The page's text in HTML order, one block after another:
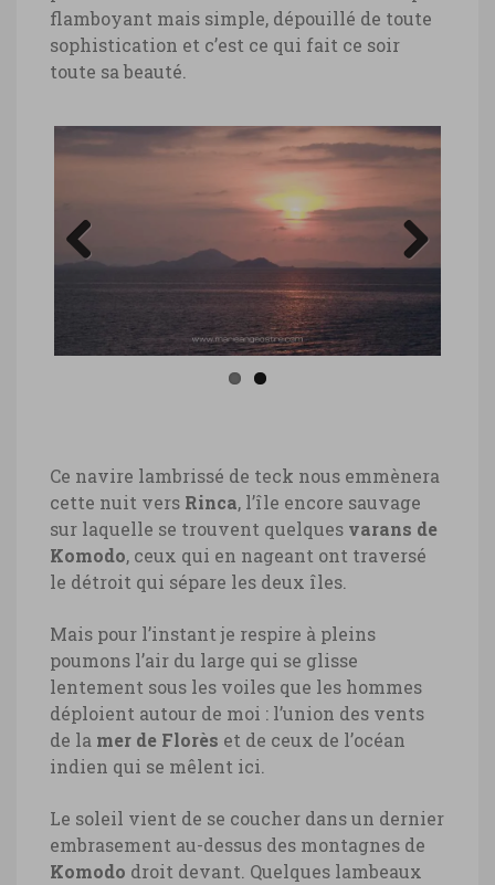
flamboyant mais simple, dépouillé de toute
sophistication et c’est ce qui fait ce soir
toute sa beauté.
Ce navire lambrissé de teck nous emmènera
cette nuit vers Rinca, l’île encore sauvage
sur laquelle se trouvent quelques varans de
Komodo, ceux qui en nageant ont traversé
le détroit qui sépare les deux îles.
Mais pour l’instant je respire à pleins
poumons l’air du large qui se glisse
lentement sous les voiles que les hommes
déploient autour de moi : l’union des vents
de la mer de Florès et de ceux de l’océan
indien qui se mêlent ici.
Le soleil vient de se coucher dans un dernier
embrasement au-dessus des montagnes de
Komodo droit devant. Quelques lambeaux